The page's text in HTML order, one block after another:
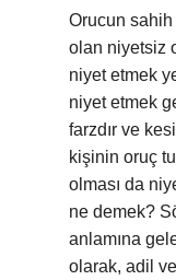
Orucun sahih
olan niyetsiz
niyet etmek
niyet etmek
farzdır ve
kişinin oruç
olması da
ne demek?
anlamına
olarak, adil